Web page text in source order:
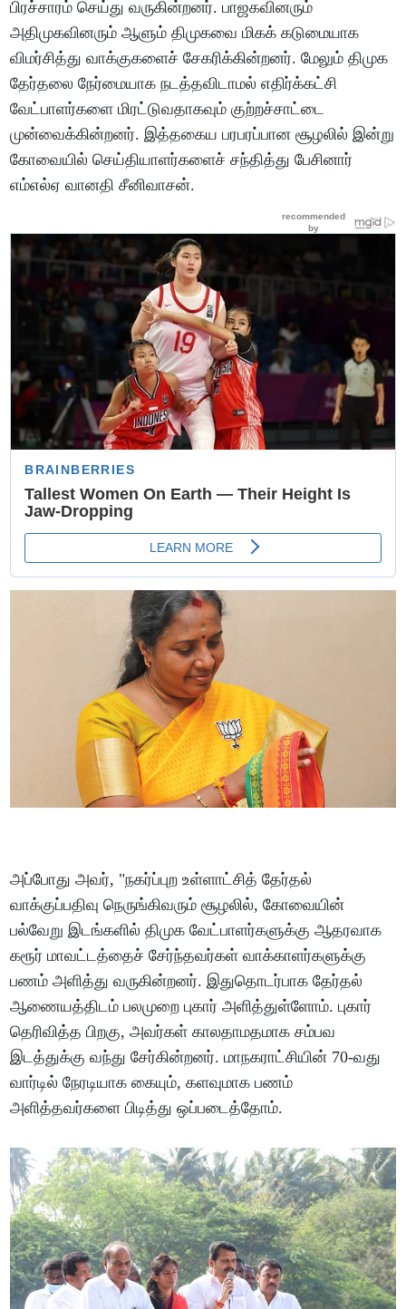
பிரச்சாரம் செய்து வருகின்றனர். பாஜகவினரும்
அதிமுகவினரும் ஆளும் திமுகவை மிகக் கடுமையாக
விமர்சித்து வாக்குகளைச் சேகரிக்கின்றனர். மேலும் திமுக
தேர்தலை நேர்மையாக நடத்தவிடாமல் எதிர்க்கட்சி
வேட்பாளர்களை மிரட்டுவதாகவும் குற்றச்சாட்டை
முன்வைக்கின்றனர். இத்தகைய பரபரப்பான சூழலில் இன்று
கோவையில் செய்தியாளர்களைச் சந்தித்து பேசினார்
எம்எல்ஏ வானதி சீனிவாசன்.
அப்போது அவர், "நகர்ப்புற உள்ளாட்சித் தேர்தல்
வாக்குப்பதிவு நெருங்கிவரும் சூழலில், கோவையின்
பல்வேறு இடங்களில் திமுக வேட்பாளர்களுக்கு ஆதரவாக
கரூர் மாவட்டத்தைச் சேர்ந்தவர்கள் வாக்காளர்களுக்கு
பணம் அளித்து வருகின்றனர். இதுதொடர்பாக தேர்தல்
ஆணையத்திடம் பலமுறை புகார் அளித்துள்ளோம். புகார்
தெரிவித்த பிறகு, அவர்கள் காலதாமதமாக சம்பவ
இடத்துக்கு வந்து சேர்கின்றனர். மாநகராட்சியின் 70-வது
வார்டில் நேரடியாக கையும், களவுமாக பணம்
அளித்தவர்களை பிடித்து ஒப்படைத்தோம்.